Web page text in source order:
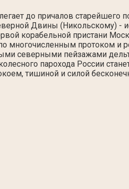
до причалов старейшего
Двины (Никольскому) -
корабельной пристани
многочисленным протоком и
северными пейзажами
парохода России
тишиной и силой